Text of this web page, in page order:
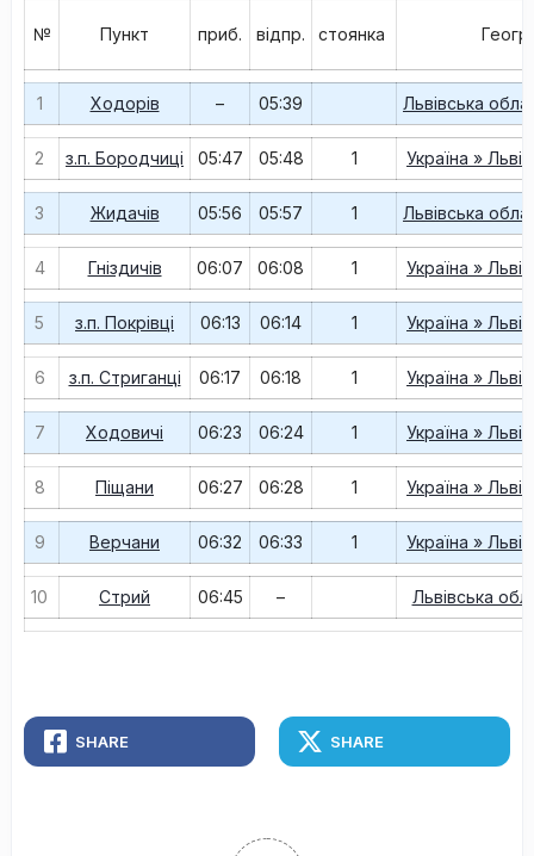
№ Пункт приб. відпр. стоянка
1 Ходорів – 05:39 Львівська
2 з.п. Бородчиці 05:47 05:48 1 Україна »
3 Жидачів 05:56 05:57 1 Львівська
4 Гніздичів 06:07 06:08 1 Україна »
5 з.п. Покрівці 06:13 06:14 1 Україна »
6 з.п. Стриганці 06:17 06:18 1 Україна »
7 Ходовичі 06:23 06:24 1 Україна »
8 Піщани 06:27 06:28 1 Україна »
9 Верчани 06:32 06:33 1 Україна »
10 Стрий 06:45 – Львівська
SHARE SHARE